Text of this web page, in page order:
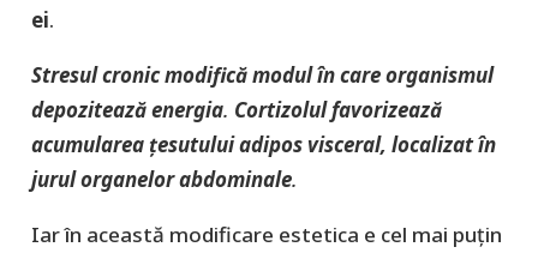
ei.
Stresul cronic modifică modul în care organismul
depozitează energia. Cortizolul favorizează
acumularea țesutului adipos visceral, localizat în
jurul organelor abdominale.
Iar în această modificare estetica e cel mai puţin